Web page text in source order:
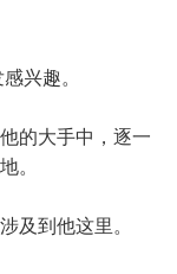
兴趣。
的大手中，逐一
。
及到他这里。